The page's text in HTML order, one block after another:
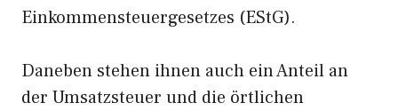
Einkommensteuergesetzes (EStG).
Daneben stehen ihnen auch ein Anteil an
der Umsatzsteuer und die örtlichen